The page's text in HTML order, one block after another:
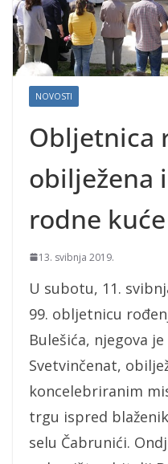
NOVOSTI
Obljetnica
obilježena
rodne
13. svibnja 2019.
U subotu, 11.
99. obljetnicu
Bulešića, njegova
Svetvinčenat,
koncelebriranim
trgu ispred
selu Čabrunići.